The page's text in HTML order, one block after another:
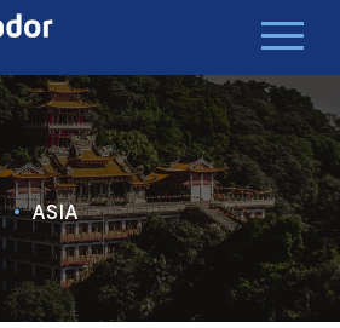
ASIA